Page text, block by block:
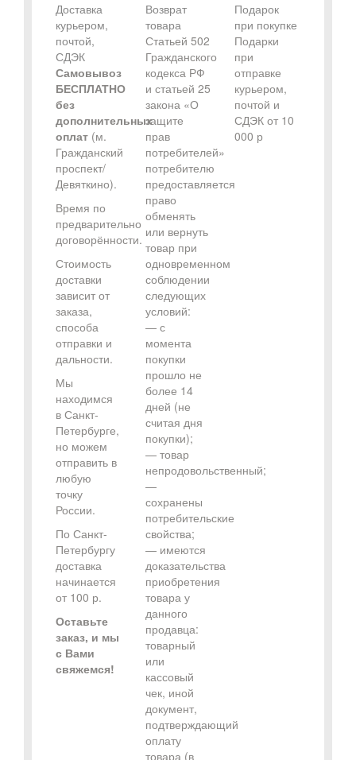
Доставка
курьером,
почтой,
СДЭК
Самовывоз
БЕСПЛАТНО
без
дополнительных
оплат (м.
Гражданский
проспект/
Девяткино).
Время по
предварительно
договорённости.
Стоимость
доставки
зависит от
заказа,
способа
отправки и
дальности.
Мы
находимся
в Санкт-
Петербурге,
но можем
отправить в
любую
точку
России.
По Санкт-
Петербургу
доставка
начинается
от 100 р.
Оставьте
заказ, и мы
с Вами
свяжемся!
Возврат
товара
Статьей 502
Гражданского
кодекса РФ
и статьей 25
закона «О
защите
прав
потребителей»
потребителю
предоставляется
право
обменять
или вернуть
товар при
одновременном
соблюдении
следующих
условий:
— с
момента
покупки
прошло не
более 14
дней (не
считая дня
покупки);
— товар
непродовольственный;
—
сохранены
потребительские
свойства;
— имеются
доказательства
приобретения
товара у
данного
продавца:
товарный
или
кассовый
чек, иной
документ,
подтверждающий
оплату
товара (в
Подарок
при покупке
Подарки
при
отправке
курьером,
почтой и
СДЭК от 10
000 р